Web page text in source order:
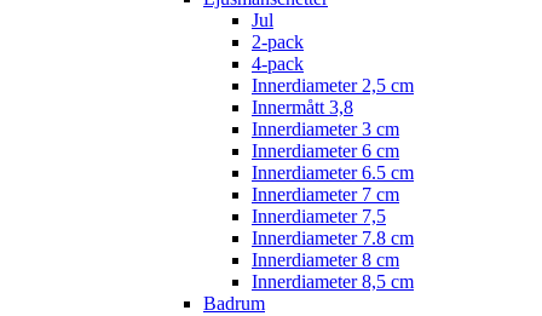
Jul
2-pack
4-pack
Innerdiameter 2,5 cm
Innermått 3,8
Innerdiameter 3 cm
Innerdiameter 6 cm
Innerdiameter 6.5 cm
Innerdiameter 7 cm
Innerdiameter 7,5
Innerdiameter 7.8 cm
Innerdiameter 8 cm
Innerdiameter 8,5 cm
Badrum